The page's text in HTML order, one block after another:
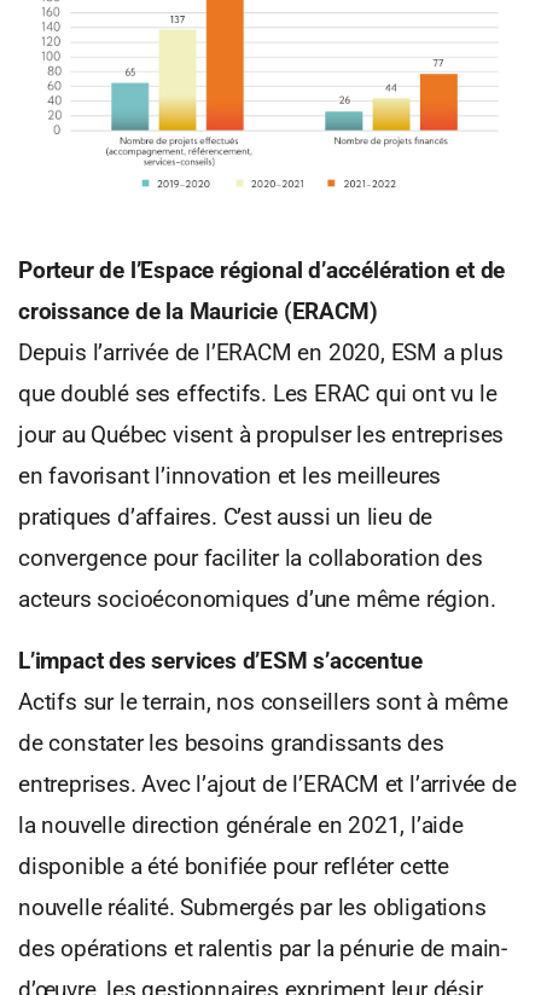
Porteur de l’Espace régional d’accélération et de
croissance de la Mauricie (ERACM)
Depuis l’arrivée de l’ERACM en 2020, ESM a plus
que doublé ses effectifs. Les ERAC qui ont vu le
jour au Québec visent à propulser les entreprises
en favorisant l’innovation et les meilleures
pratiques d’affaires. C’est aussi un lieu de
convergence pour faciliter la collaboration des
acteurs socioéconomiques d’une même région.
L’impact des services d’ESM s’accentue
Actifs sur le terrain, nos conseillers sont à même
de constater les besoins grandissants des
entreprises. Avec l’ajout de l’ERACM et l’arrivée de
la nouvelle direction générale en 2021, l’aide
disponible a été bonifiée pour refléter cette
nouvelle réalité. Submergés par les obligations
des opérations et ralentis par la pénurie de main-